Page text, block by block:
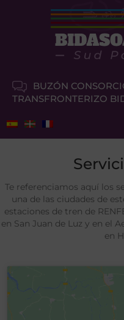
BUZÓN
TRANSFRONTERIZO
Te referenciamos aquí los
una de las ciudades de
estaciones de tren de
en San Juan de Luz y en el
en